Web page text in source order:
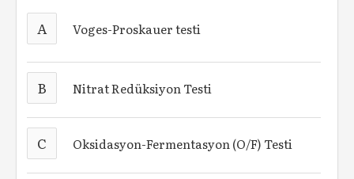
A Voges-Proskauer testi
B Nitrat Redüksiyon Testi
C Oksidasyon-Fermentasyon (O/F) Testi